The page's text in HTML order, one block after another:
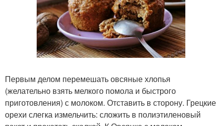
Первым делом перемешать овсяные хлопья
(желательно взять мелкого помола и быстрого
приготовления) с молоком. Отставить в сторону. Грецкие
орехи слегка измельчить: сложить в полиэтиленовый